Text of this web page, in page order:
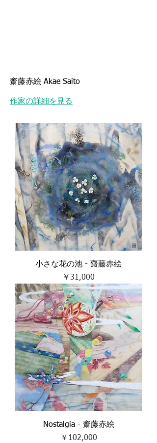
齋藤赤絵 Akae Saito
作家の詳細を見る
小さな花の池 - 齋藤赤絵
価格
￥31,000
Nostalgia - 齋藤赤絵
価格
￥102,000